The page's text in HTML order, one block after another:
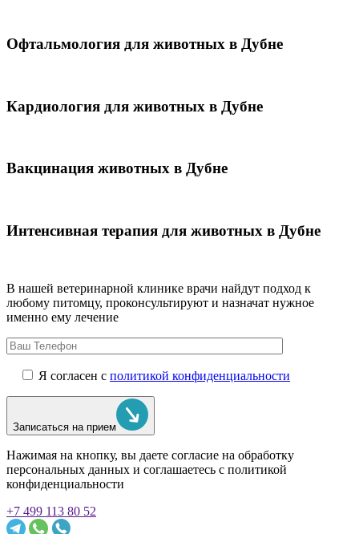
Офтальмология для животных в Дубне
Кардиология для животных в Дубне
Вакцинация животных в Дубне
Интенсивная терапия для животных в Дубне
В нашей ветеринарной клинике врачи найдут подход к
любому питомцу, проконсультируют и назначат нужное
именно ему лечение
Я согласен с политикой конфиденциальности
Записаться на прием
Нажимая на кнопку, вы даете согласие на обработку
персональных данных и соглашаетесь c политикой
конфиденциальности
+7 499 113 80 52